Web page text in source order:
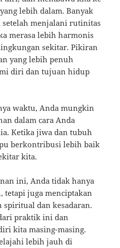
lebih dalam. Banyak
setelah menjalani rutinitas
merasa lebih harmonis
sekitar. Pikiran
yang lebih penuh
diri dan tujuan hidup
waktu, Anda mungkin
dalam cara Anda
Ketika jiwa dan tubuh
berkontribusi lebih baik
kita.
ini, Anda tidak hanya
tetapi juga menciptakan
dan kesadaran.
praktik ini dan
kita masing-masing.
lebih jauh di